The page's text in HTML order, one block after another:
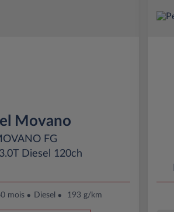
Movano
FG
Diesel 120ch
mois Diesel 193 g/km